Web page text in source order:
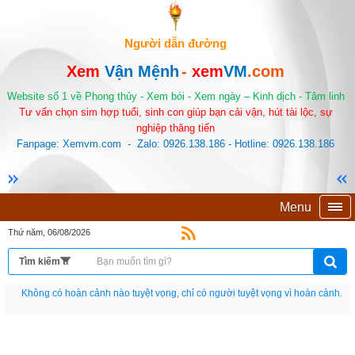
Người dẫn đường
Xem Vận Mệnh- xemVM.com
Website số 1 về Phong thủy - Xem bói - Xem ngày – Kinh dịch - Tâm linh
Tư vấn chọn sim hợp tuổi, sinh con giúp bạn cải vận, hút tài lộc, sự
nghiệp thăng tiến
Fanpage: Xemvm.com - Zalo: 0926.138.186 - Hotline: 0926.138.186
Menu
Thứ năm, 06/08/2026
Nếu như không chịu học tập thì cho dù đi vạn dặm đường cũng chỉ là anh đưa